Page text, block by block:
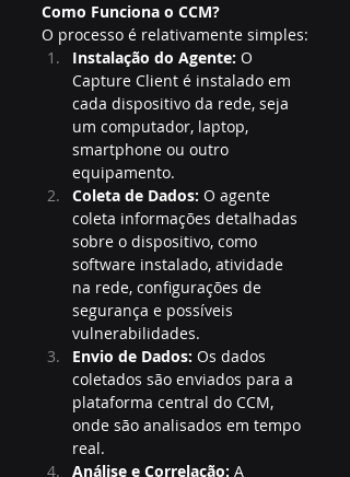
Como Funciona o CCM?
O processo é relativamente simples:
Instalação do Agente: O
Capture Client é instalado em
cada dispositivo da rede, seja
um computador, laptop,
smartphone ou outro
equipamento.
Coleta de Dados: O agente
coleta informações detalhadas
sobre o dispositivo, como
software instalado, atividade
na rede, configurações de
segurança e possíveis
vulnerabilidades.
Envio de Dados: Os dados
coletados são enviados para a
plataforma central do CCM,
onde são analisados em tempo
real.
Análise e Correlação: A